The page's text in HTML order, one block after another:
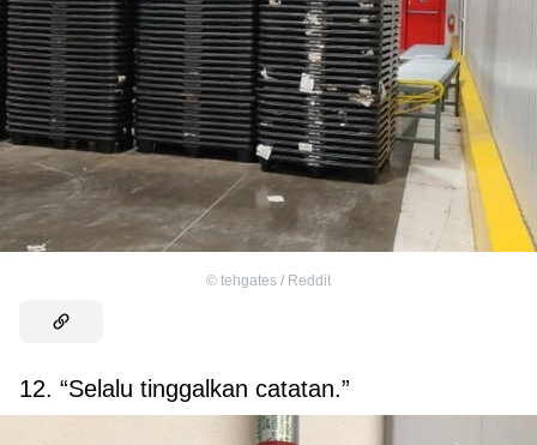
© tehgates / Reddit
12. “Selalu tinggalkan catatan.”